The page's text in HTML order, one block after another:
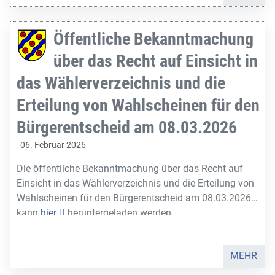
Öffentliche Bekanntmachung
über das Recht auf Einsicht in
das Wählerverzeichnis und die
Erteilung von Wahlscheinen für den
Bürgerentscheid am 08.03.2026
06. Februar 2026
Die öffentliche Bekanntmachung über das Recht auf
Einsicht in das Wählerverzeichnis und die Erteilung von
Wahlscheinen für den Bürgerentscheid am 08.03.2026
kann hier heruntergeladen werden.
MEHR